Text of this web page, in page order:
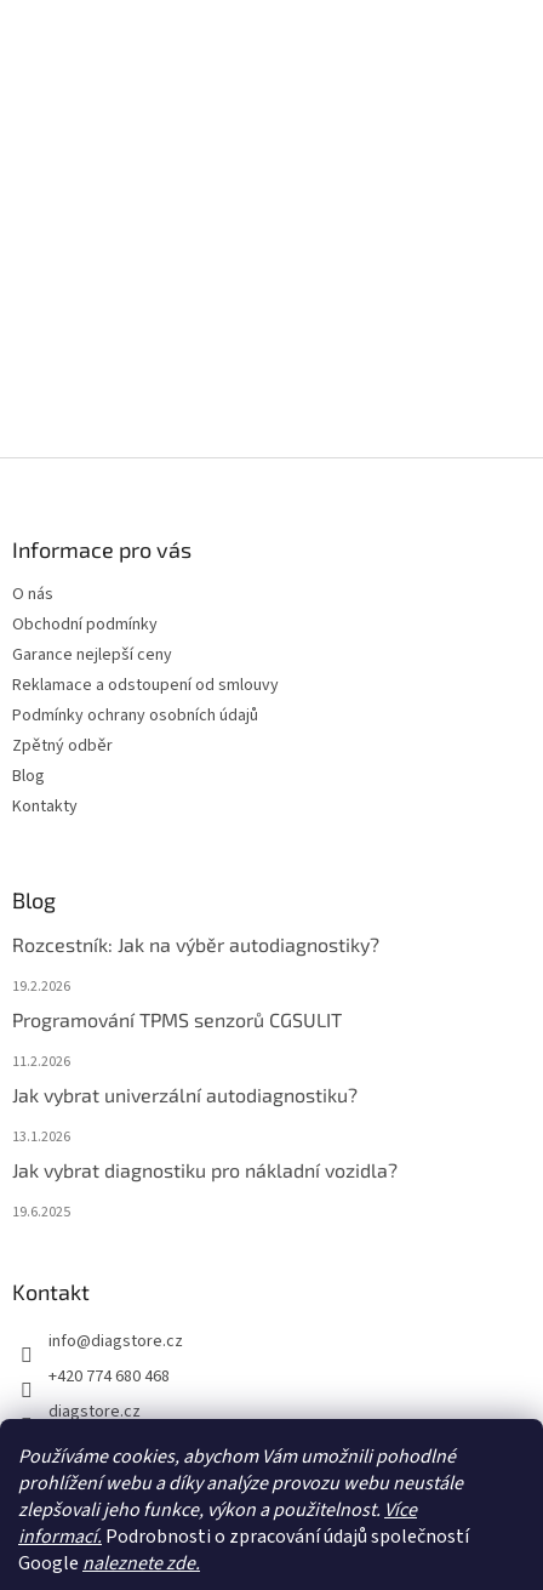
Používáme cookies, abychom Vám umožnili pohodlné
prohlížení webu a díky analýze provozu webu neustále
zlepšovali jeho funkce, výkon a použitelnost. Více
informací. Podrobnosti o zpracování údajů společností
Google naleznete zde.
Informace pro vás
O nás
Obchodní podmínky
Garance nejlepší ceny
Reklamace a odstoupení od smlouvy
Podmínky ochrany osobních údajů
Zpětný odběr
Blog
Kontakty
Blog
Rozcestník: Jak na výběr autodiagnostiky?
19.2.2026
Programování TPMS senzorů CGSULIT
11.2.2026
Jak vybrat univerzální autodiagnostiku?
13.1.2026
Jak vybrat diagnostiku pro nákladní vozidla?
19.6.2025
Kontakt
info@diagstore.cz
+420 774 680 468
diagstore.cz
diagstorecz
diagstore
@diagstorecz